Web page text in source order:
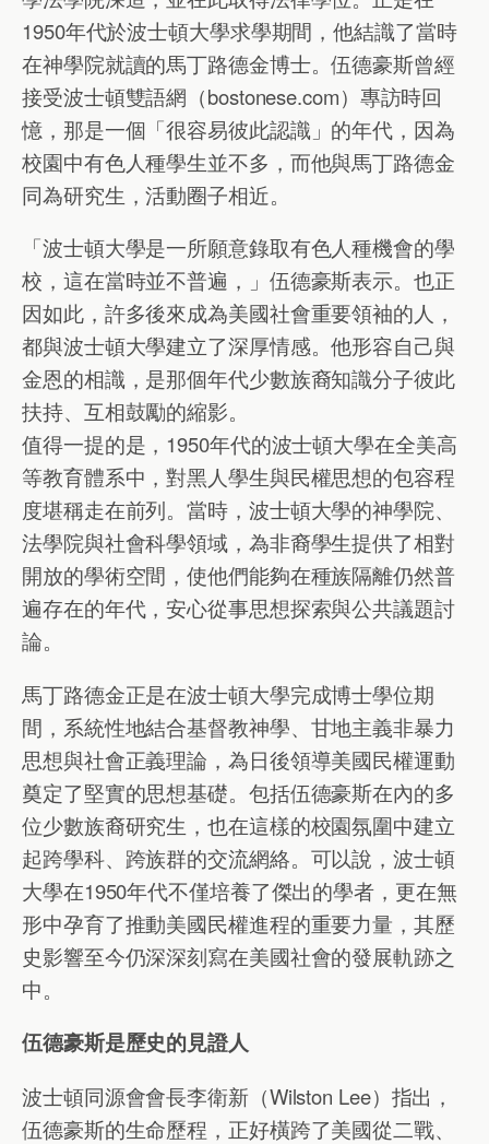
1950年代於波士頓大學求學期間，他結識了當時
在神學院就讀的馬丁路德金博士。伍德豪斯曾經
接受波士頓雙語網（bostonese.com）專訪時回
憶，那是一個「很容易彼此認識」的年代，因為
校園中有色人種學生並不多，而他與馬丁路德金
同為研究生，活動圈子相近。
「波士頓大學是一所願意錄取有色人種機會的學
校，這在當時並不普遍，」伍德豪斯表示。也正
因如此，許多後來成為美國社會重要領袖的人，
都與波士頓大學建立了深厚情感。他形容自己與
金恩的相識，是那個年代少數族裔知識分子彼此
扶持、互相鼓勵的縮影。
值得一提的是，1950年代的波士頓大學在全美高
等教育體系中，對黑人學生與民權思想的包容程
度堪稱走在前列。當時，波士頓大學的神學院、
法學院與社會科學領域，為非裔學生提供了相對
開放的學術空間，使他們能夠在種族隔離仍然普
遍存在的年代，安心從事思想探索與公共議題討
論。
馬丁路德金正是在波士頓大學完成博士學位期
間，系統性地結合基督教神學、甘地主義非暴力
思想與社會正義理論，為日後領導美國民權運動
奠定了堅實的思想基礎。包括伍德豪斯在內的多
位少數族裔研究生，也在這樣的校園氛圍中建立
起跨學科、跨族群的交流網絡。可以說，波士頓
大學在1950年代不僅培養了傑出的學者，更在無
形中孕育了推動美國民權進程的重要力量，其歷
史影響至今仍深深刻寫在美國社會的發展軌跡之
中。
伍德豪斯是歷史的見證人
波士頓同源會會長李衛新（Wilston Lee）指出，
伍德豪斯的生命歷程，正好橫跨了美國從二戰、